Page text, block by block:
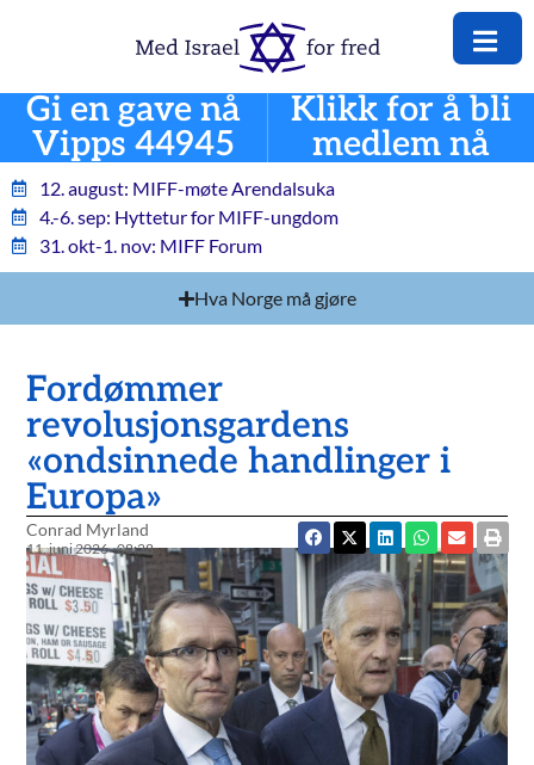
Gi en gave nå
Vipps 44945
Klikk for å bli
medlem nå
12. august: MIFF-møte Arendalsuka
4.-6. sep: Hyttetur for MIFF-ungdom
31. okt-1. nov: MIFF Forum
Hva Norge må gjøre
Fordømmer
revolusjonsgardens
«ondsinnede handlinger i
Europa»
Conrad Myrland
11. juni 2026 08:28